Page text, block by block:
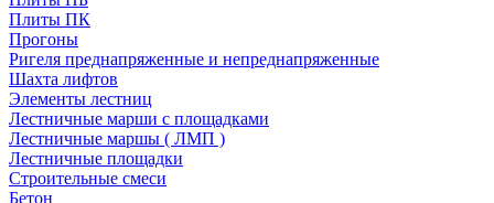
Плиты ПК
Прогоны
Ригеля преднапряженные и непреднапряженные
Шахта лифтов
Элементы лестниц
Лестничные марши с площадками
Лестничные маршы ( ЛМП )
Лестничные площадки
Строительные смеси
Бетон